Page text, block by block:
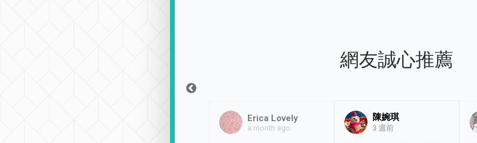
網友誠心推薦
Erica Lovely
a month ago
陳婉琪
3 週前